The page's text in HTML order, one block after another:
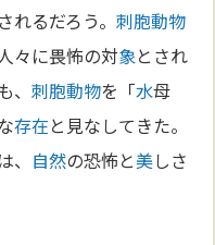
れるだろう。刺胞動物
々に畏怖の対象とされ
、刺胞動物を「水母
存在と見なしてきた。
、 自然の恐怖と美しさ